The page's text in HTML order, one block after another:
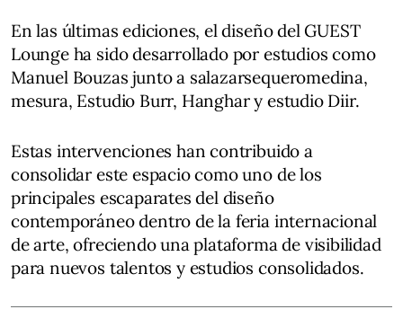
En las últimas ediciones, el diseño del GUEST
Lounge ha sido desarrollado por estudios como
Manuel Bouzas junto a salazarsequeromedina,
mesura, Estudio Burr, Hanghar y estudio Diir.
Estas intervenciones han contribuido a
consolidar este espacio como uno de los
principales escaparates del diseño
contemporáneo dentro de la feria internacional
de arte, ofreciendo una plataforma de visibilidad
para nuevos talentos y estudios consolidados.